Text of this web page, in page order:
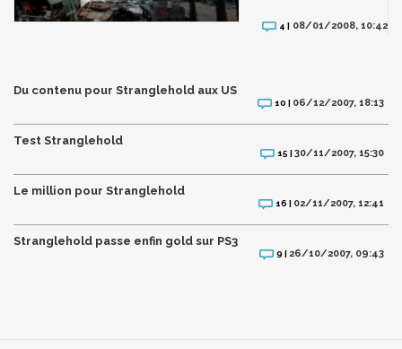
4 | 08/01/2008, 10:42
Du contenu pour Stranglehold aux US
10 | 06/12/2007, 18:13
Test Stranglehold
15 |30/11/2007, 15:30
Le million pour Stranglehold
16 | 02/11/2007, 12:41
Stranglehold passe enfin gold sur PS3
9 | 26/10/2007, 09:43